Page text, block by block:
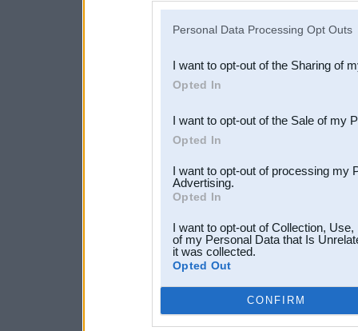
Downstream Participants
third parties.
Personal Data Processing Opt Outs
I want to opt-out of the Sharing of
Opted In
I want to opt-out of the Sale of my
Opted In
I want to opt-out of processing my
Advertising.
Opted In
I want to opt-out of Collection,
of my Personal Data that Is
it was collected.
Opted Out
CONFIRM